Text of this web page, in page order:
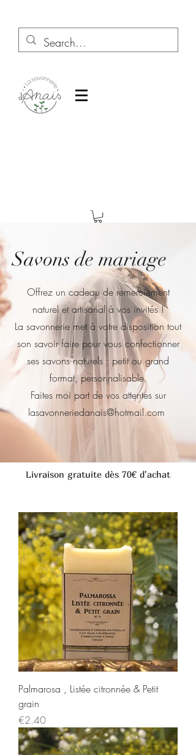
Savons de mariage
Offrez un cadeau de remerciement
naturel et artisanal à vos invités !
La savonnerie met à votre disposition tout
son savoir faire pour vous confectionner
ses savons naturels : petit ou grand
format, personnalisable.
Faites moi part de vos attentes sur
lasavonneriedanais@hotmail.com
Livraison gratuite dès 70€ d'achat
Palmarosa , Listée citronnée & Petit
grain
Price
€2.40